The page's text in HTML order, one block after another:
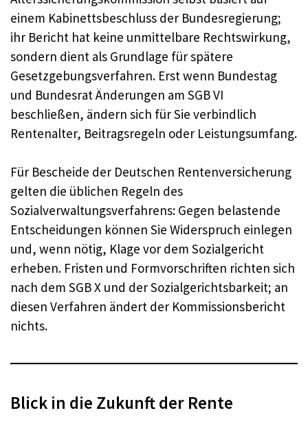
einem Kabinettsbeschluss der Bundesregierung;
ihr Bericht hat keine unmittelbare Rechtswirkung,
sondern dient als Grundlage für spätere
Gesetzgebungsverfahren. Erst wenn Bundestag
und Bundesrat Änderungen am SGB VI
beschließen, ändern sich für Sie verbindlich
Rentenalter, Beitragsregeln oder Leistungsumfang.
Für Bescheide der Deutschen Rentenversicherung
gelten die üblichen Regeln des
Sozialverwaltungsverfahrens: Gegen belastende
Entscheidungen können Sie Widerspruch einlegen
und, wenn nötig, Klage vor dem Sozialgericht
erheben. Fristen und Formvorschriften richten sich
nach dem SGB X und der Sozialgerichtsbarkeit; an
diesen Verfahren ändert der Kommissionsbericht
nichts.
Blick in die Zukunft der Rente